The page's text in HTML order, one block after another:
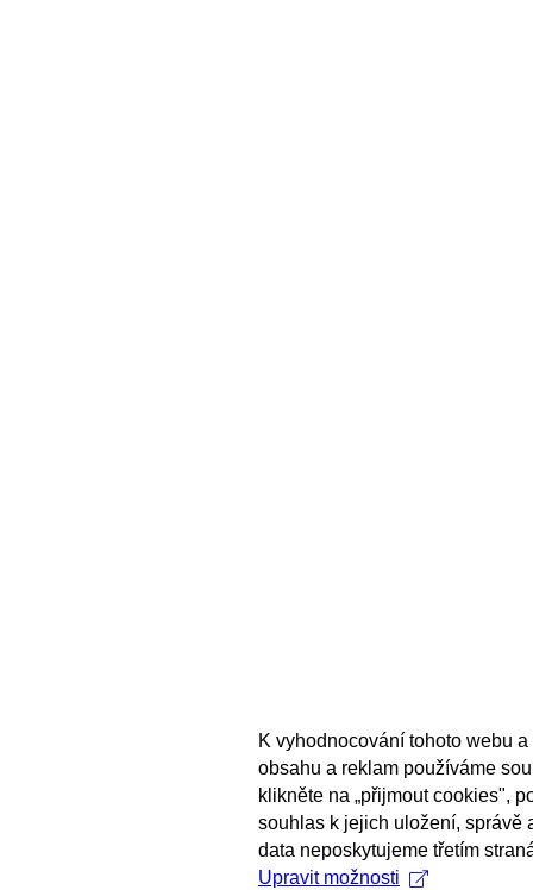
K vyhodnocování tohoto webu
obsahu a reklam používáme
klikněte na „přijmout cookies",
souhlas k jejich uložení, správě
data neposkytujeme třetím
Upravit možnosti